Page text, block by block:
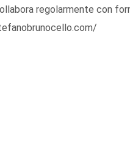
regolarmente con